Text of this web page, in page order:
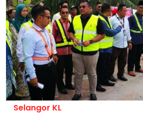
Selangor KL